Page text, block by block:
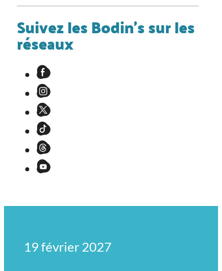
Suivez les Bodin's sur les
réseaux
19 février 2027